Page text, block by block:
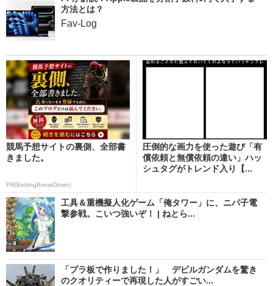
方法とは？
Fav-Log
競馬予想サイトの裏側、全部書
きました。
PR(BettingBreakDown)
圧倒的な画力を使った遊び「有
償依頼と無償依頼の違い」ハッ
シュタグがトレンド入り【...
工具＆重機擬人化ゲーム「俺タワー」に、ニパ子電
撃参戦。こいつ強いぞ！ | ねとら...
「プラ板で作りました！」 デビルガンダムを驚き
のクオリティーで再現した人がすごい...